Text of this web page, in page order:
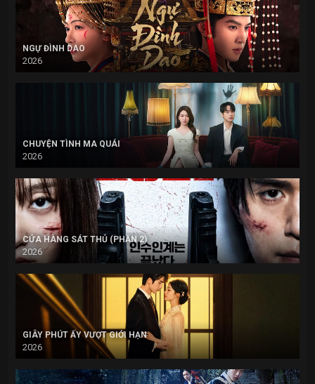
NGỰ ĐÌNH DAO
2026
CHUYỆN TÌNH MA QUÁI
2026
CỬA HÀNG SÁT THỦ (PHẦN 2)
2026
GIÂY PHÚT ẤY VƯỢT GIỚI HẠN
2026